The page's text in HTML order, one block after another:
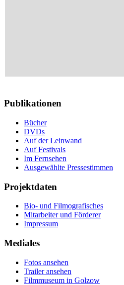
Publikationen
Bücher
DVDs
Auf der Leinwand
Auf Festivals
Im Fernsehen
Ausgewählte Pressestimmen
Projektdaten
Bio- und Filmografisches
Mitarbeiter und Förderer
Impressum
Mediales
Fotos ansehen
Trailer ansehen
Filmmuseum in Golzow